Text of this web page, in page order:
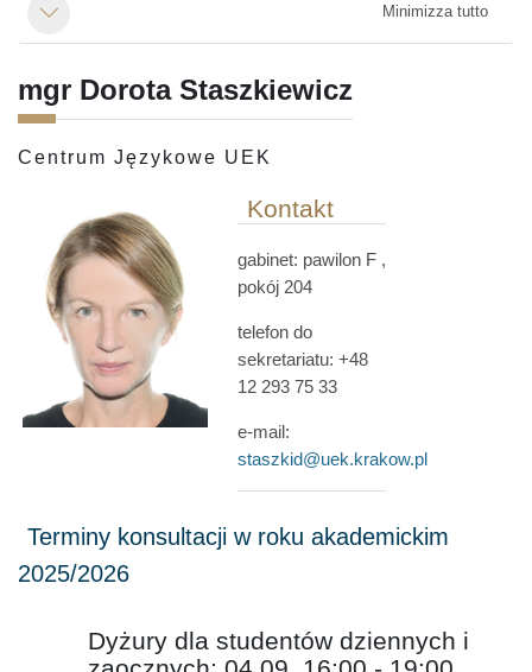
Minimizza Minimizza tutto
mgr Dorota Staszkiewicz
Centrum Językowe UEK
Kontakt
gabinet: pawilon F ,
pokój 204
telefon do
sekretariatu: +48
12 293 75 33
e-mail:
staszkid@uek.krakow.pl
Dyżury dla studentów dziennych i